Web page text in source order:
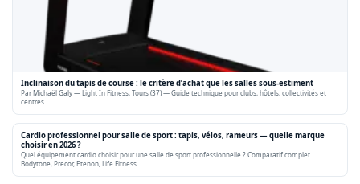
Inclinaison du tapis de course : le critère d’achat que les salles sous-estiment
Par Michaël Galy — Light In Fitness, Tours (37) — Guide technique pour clubs, hôtels, collectivités et
centres…
Cardio professionnel pour salle de sport : tapis, vélos, rameurs — quelle marque
choisir en 2026 ?
Quel équipement cardio choisir pour une salle de sport professionnelle ? Comparatif complet
Bodytone, Precor, Etenon, Life Fitness…